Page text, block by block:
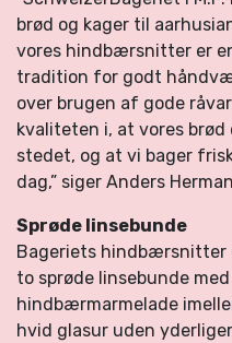
brød og kager til
vores hindbærsnitter er
tradition for godt
over brugen af gode
kvaliteten i, at vores brød
stedet, og at vi bager
dag,” siger Anders
Sprøde linsebunde
Bageriets hindbærsnitter
to sprøde linsebunde
hindbærmarmelade
hvid glasur uden